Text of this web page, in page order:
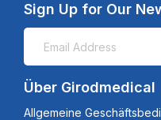
Sign Up for Our
Über Girodmedical
Allgemeine